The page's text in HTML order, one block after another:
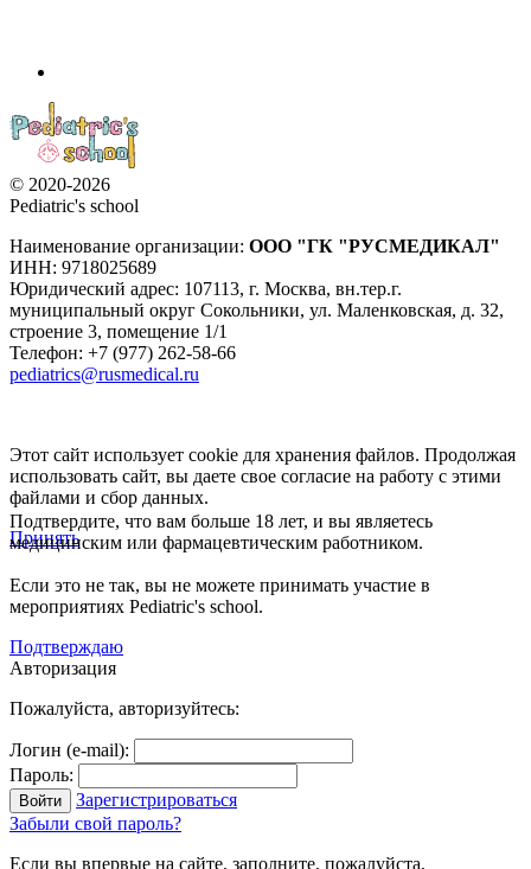
© 2020-2026
Pediatric's school
Наименование организации: ООО "ГК "РУСМЕДИКАЛ"
ИНН: 9718025689
Юридический адрес: 107113, г. Москва, вн.тер.г.
муниципальный округ Сокольники, ул. Маленковская, д. 32,
строение 3, помещение 1/1
Телефон: +7 (977) 262-58-66
pediatrics@rusmedical.ru
Этот сайт использует cookie для хранения файлов. Продолжая
использовать сайт, вы даете свое согласие на работу с этими
файлами и сбор данных.
Принять
Подтвердите, что вам больше 18 лет, и вы являетесь
медицинским или фармацевтическим работником.
Если это не так, вы не можете принимать участие в
мероприятиях Pediatric's school.
Подтверждаю
Авторизация
Пожалуйста, авторизуйтесь:
Логин (e-mail):
Пароль:
Зарегистрироваться
Забыли свой пароль?
Если вы впервые на сайте, заполните, пожалуйста,